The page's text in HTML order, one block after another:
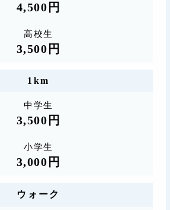
4,500円
高校生
3,500円
1km
中学生
3,500円
小学生
3,000円
ウォーク